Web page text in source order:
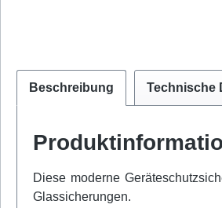
Beschreibung Technische
Diese moderne
Glassicherungen.